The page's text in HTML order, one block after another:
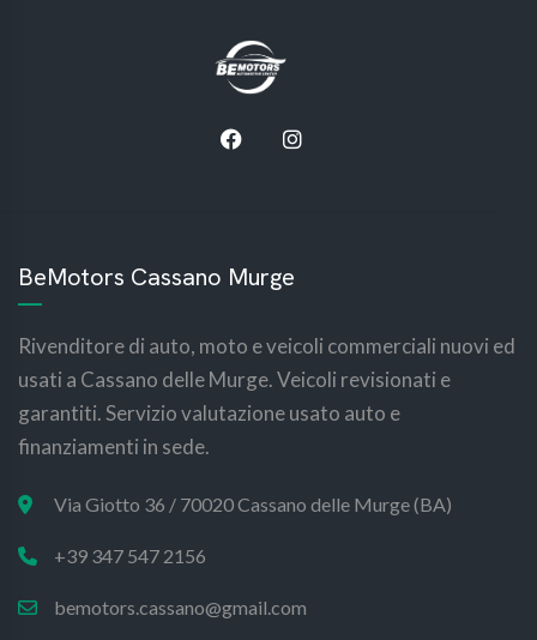
BeMotors Cassano Murge
Rivenditore di auto, moto e veicoli commerciali nuovi ed
usati a Cassano delle Murge. Veicoli revisionati e
garantiti. Servizio valutazione usato auto e
finanziamenti in sede.
Via Giotto 36 / 70020 Cassano delle Murge (BA)
+39 347 547 2156
bemotors.cassano@gmail.com